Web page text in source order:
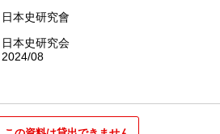
日本史研究會
日本史研究会
2024/08